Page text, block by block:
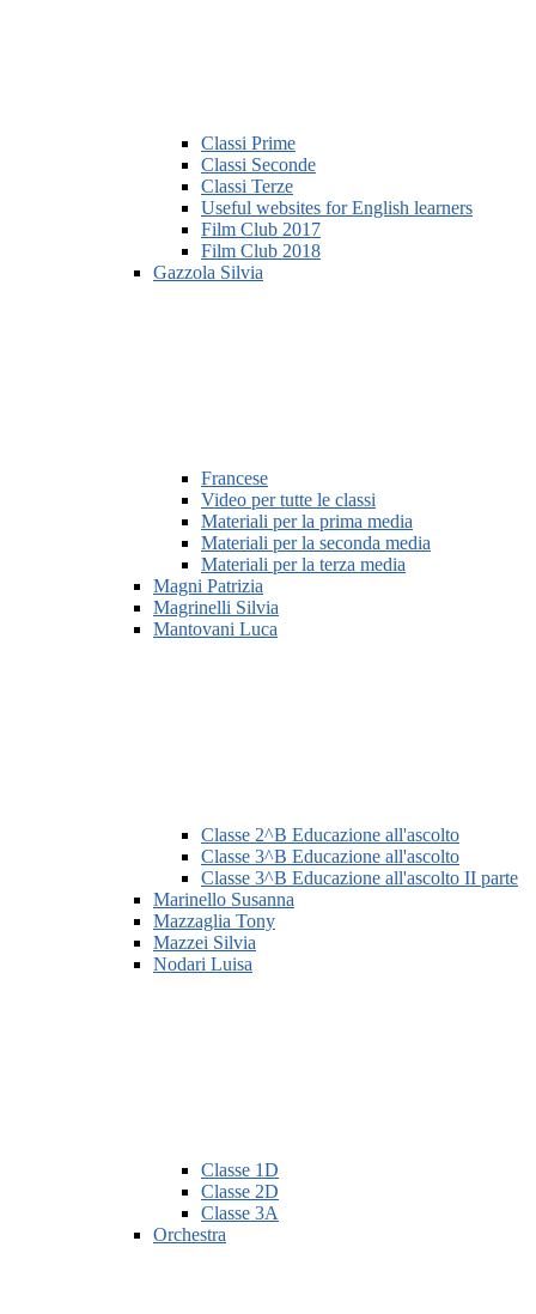
Classi Prime
Classi Seconde
Classi Terze
Useful websites for English learners
Film Club 2017
Film Club 2018
Gazzola Silvia
Francese
Video per tutte le classi
Materiali per la prima media
Materiali per la seconda media
Materiali per la terza media
Magni Patrizia
Magrinelli Silvia
Mantovani Luca
Classe 2^B Educazione all'ascolto
Classe 3^B Educazione all'ascolto
Classe 3^B Educazione all'ascolto II parte
Marinello Susanna
Mazzaglia Tony
Mazzei Silvia
Nodari Luisa
Classe 1D
Classe 2D
Classe 3A
Orchestra